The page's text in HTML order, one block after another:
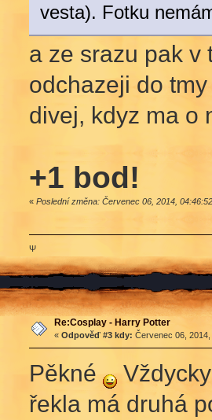
vesta). Fotku
a ze srazu pak v
odchazeji do
divej, kdyz ma o
+1 bod!
« Poslední změna: Červenec 06, 2014,
Ψ
Re:Cosplay - Harry Potter
« Odpověď #3 kdy: Červenec 06,
Pěkné
řekla má druhá